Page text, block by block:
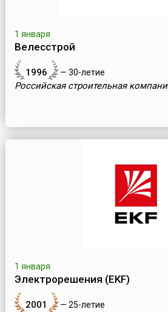
1 января
Велесстрой
1996 — 30-летие
Российская строительная
1 января
Электрорешения (EKF)
2001 — 25-летие